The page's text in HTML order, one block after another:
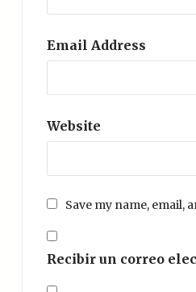
Email Address
Website
Save my name, email,
Recibir un correo